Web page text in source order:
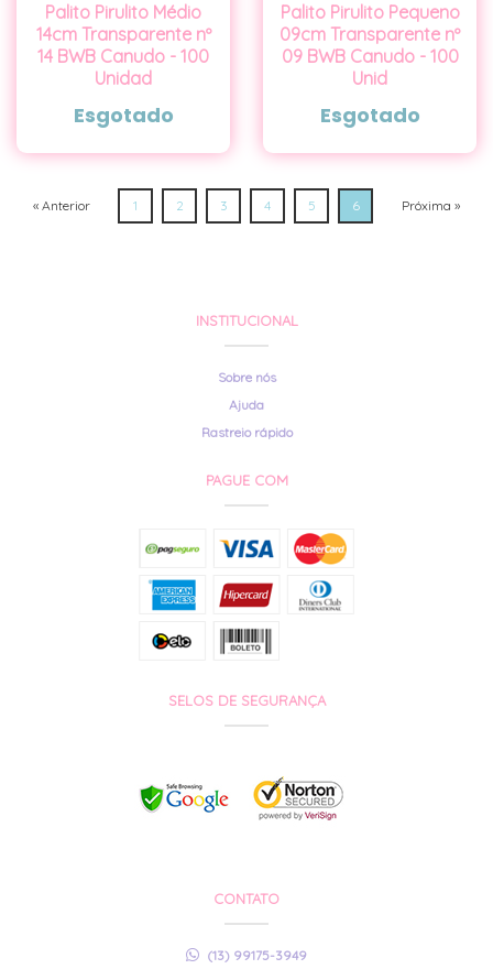
Palito Pirulito Médio
14cm Transparente nº
14 BWB Canudo - 100
Unidad
Esgotado
Palito Pirulito Pequeno
09cm Transparente nº
09 BWB Canudo - 100
Unid
Esgotado
« Anterior 1 2 3 4 5 6 Próxima »
INSTITUCIONAL
Sobre nós
Ajuda
Rastreio rápido
PAGUE COM
SELOS DE SEGURANÇA
CONTATO
(13) 99175-3949